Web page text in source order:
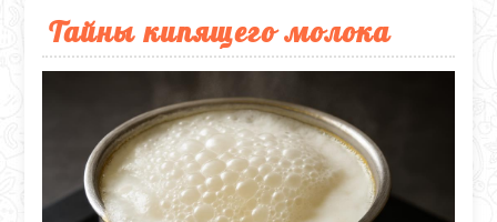
Тайны кипящего молока